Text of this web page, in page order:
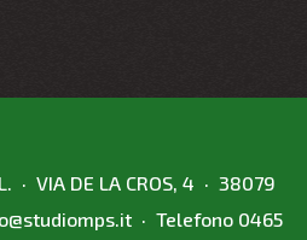
· VIA DE LA CROS, 4 · 38079
@studiomps.it · Telefono 0465